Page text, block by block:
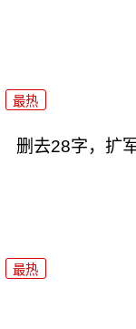
最热
删去28字，扩
最热